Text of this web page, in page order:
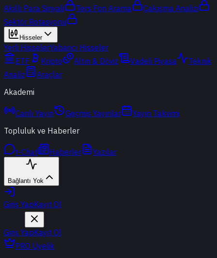
Akıllı Para Sinyali
Ters Fon Arama
Çakışma Analizi
Sektör Rotasyonu
Hisseler
Yerli HisselerYabancı Hisseler
ETF
Kripto Altın & Döviz Vadeli Piyasa
Teknik
Analiz
Araçlar
Akademi
Canlı Yayın Geçmiş Yayınlar
Yayın Takvimi
Topluluk ve Haberler
t-Chat Haberler Yazılar
Bağlantı Yok
Giriş YapKayıt Ol
Giriş YapKayıt Ol
PRO Üyelik